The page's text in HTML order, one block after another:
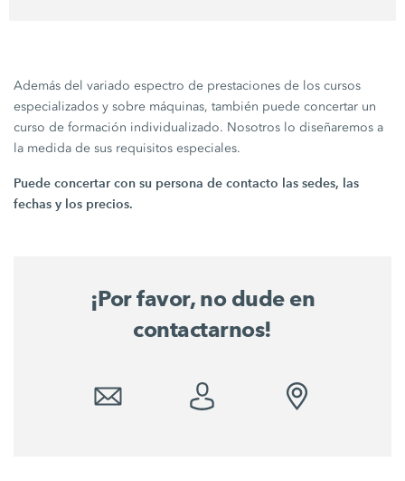
Además del variado espectro de prestaciones de los cursos
especializados y sobre máquinas, también puede concertar un
curso de formación individualizado. Nosotros lo diseñaremos a
la medida de sus requisitos especiales.
Puede concertar con su persona de contacto las sedes, las
fechas y los precios.
¡Por favor, no dude en
contactarnos!